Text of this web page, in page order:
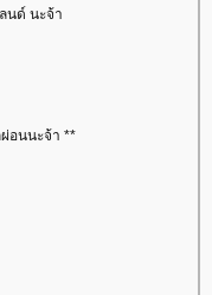
นด์ นะจ้า
อนนะจ้า **